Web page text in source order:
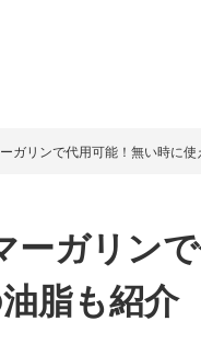
ガリンで代用可能！無い時に
ーガリン
脂も紹介